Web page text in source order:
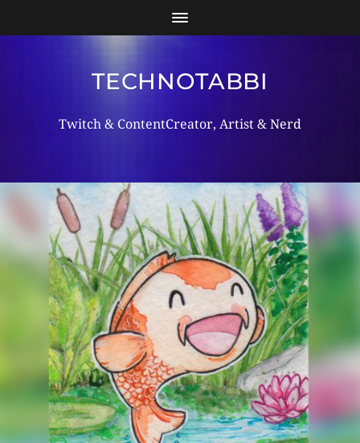
TECHNOTABBI
Twitch & ContentCreator, Artist & Nerd